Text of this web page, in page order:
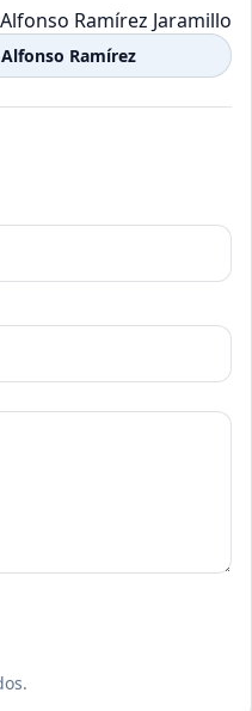
Ramírez Jaramillo
Ramírez